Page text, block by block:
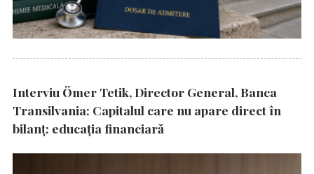
Interviu Ömer Tetik, Director General, Banca
Transilvania: Capitalul care nu apare direct în
bilanț: educația financiară